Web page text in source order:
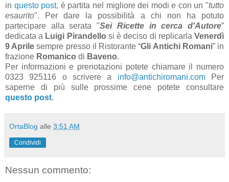
in questo post, è partita nel migliore dei modi e con un "tutto
esaurito". Per dare la possibilità a chi non ha potuto
partecipare alla serata "Sei Ricette in cerca d'Autore”
dedicata a Luigi Pirandello si è deciso di replicarlaVenerdì
9 Aprile sempre presso il Ristorante “Gli Antichi Romani” in
frazione Romanico di Baveno.
Per informazioni e prenotazioni potete chiamare il numero
0323 925116 o scrivere a info@antichiromani.comPer
saperne di più sulle prossime cene potete consultare
questo post.
OrtaBlog alle 3:51 AM
Condividi
Nessun commento: